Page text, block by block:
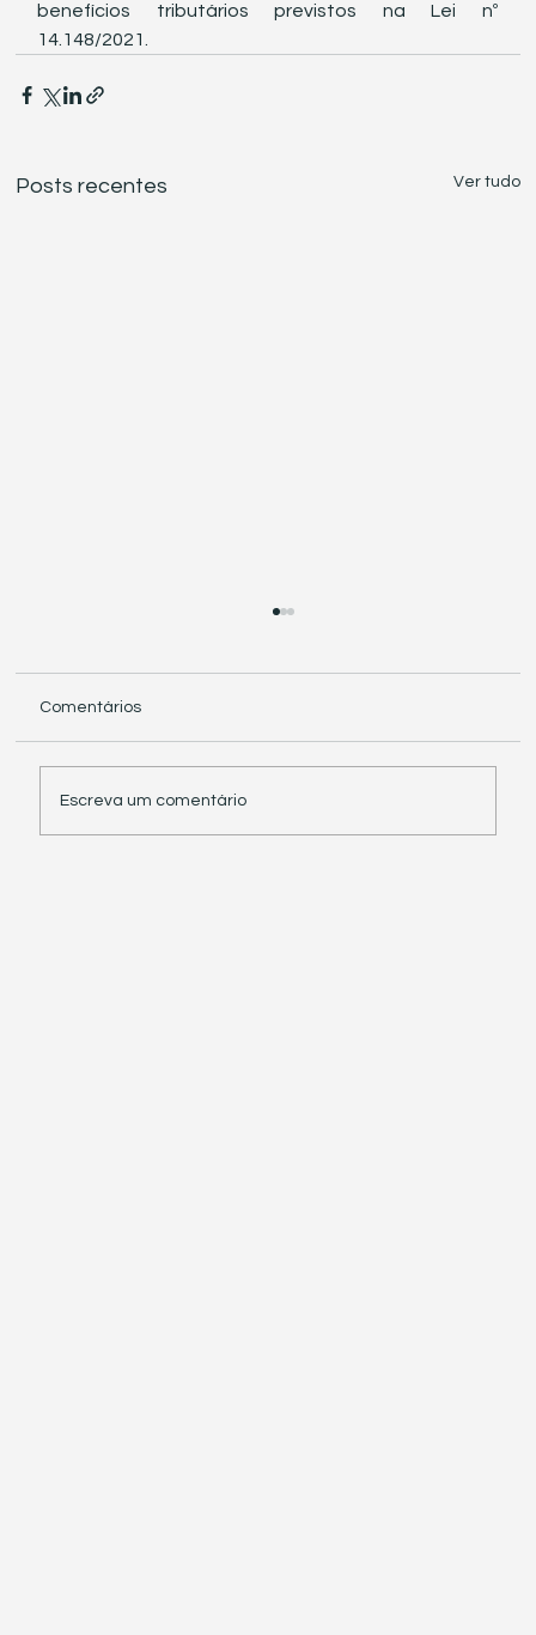
benefícios tributários previstos na Lei nº
14.148/2021.
Posts recentes Ver tudo
Comentários
Escreva um comentário